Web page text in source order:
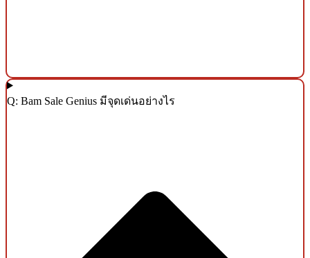
Q: Bam Sale Genius มีจุดเด่นอย่างไร